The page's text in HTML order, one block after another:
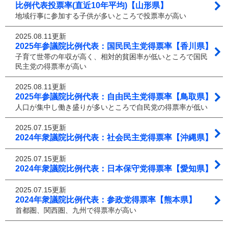
比例代表投票率(直近10年平均)【山形県】
地域行事に参加する子供が多いところで投票率が高い
2025.08.11更新
2025年参議院比例代表：国民民主党得票率【香川県】
子育て世帯の年収が高く、相対的貧困率が低いところで国民
民主党の得票率が高い
2025.08.11更新
2025年参議院比例代表：自由民主党得票率【鳥取県】
人口が集中し働き盛りが多いところで自民党の得票率が低い
2025.07.15更新
2024年衆議院比例代表：社会民主党得票率【沖縄県】
2025.07.15更新
2024年衆議院比例代表：日本保守党得票率【愛知県】
2025.07.15更新
2024年衆議院比例代表：参政党得票率【熊本県】
首都圏、関西圏、九州で得票率が高い